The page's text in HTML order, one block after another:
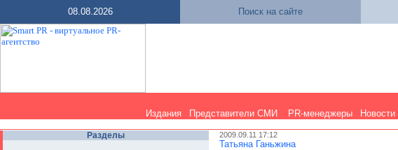
08.08.2026 Поиск на сайте
Издания Представители СМИ PR-менеджеры Новости
Разделы 2009.09.11 17:12
Татьяна Ганьжина